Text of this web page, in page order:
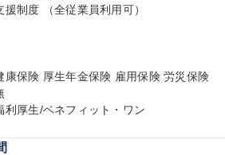
援制度 （全従業員利用可）
康保険 厚生年金保険 雇用保険 労災保険
利厚生/ベネフィット・ワン